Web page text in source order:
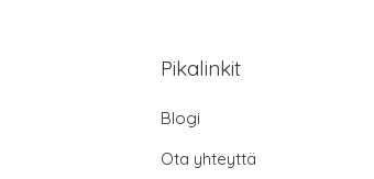
Pikalinkit
Blogi
Ota yhteyttä